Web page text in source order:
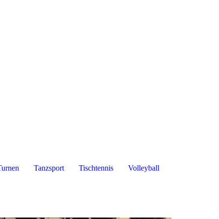
Tanzsport Tischtennis Volleyball